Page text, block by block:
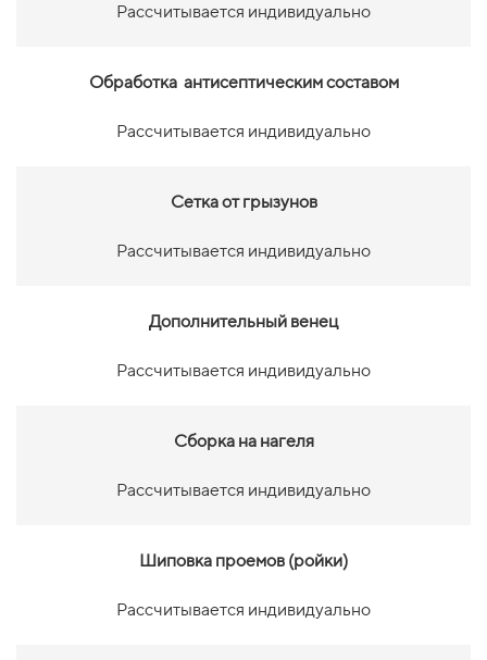
Рассчитывается индивидуально
Обработка антисептическим составом
Рассчитывается индивидуально
Сетка от грызунов
Рассчитывается индивидуально
Дополнительный венец
Рассчитывается индивидуально
Сборка на нагеля
Рассчитывается индивидуально
Шиповка проемов (ройки)
Рассчитывается индивидуально